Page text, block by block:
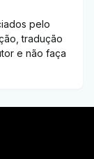
pelo
tradução
e não faça